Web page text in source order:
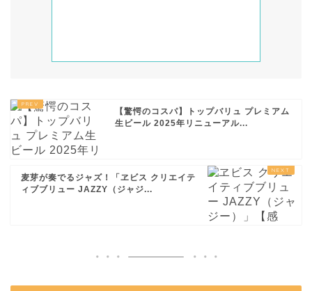
【驚愕のコスパ】トップバリュ プレミアム
生ビール 2025年リニューアル...
麦芽が奏でるジャズ！「ヱビス クリエイテ
ィブブリュー JAZZY（ジャジ...